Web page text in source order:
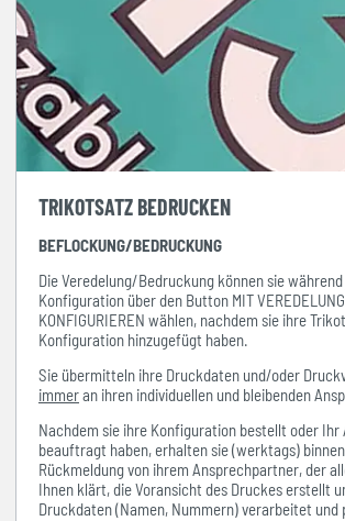
TRIKOTSATZ BEDRUCKEN
BEFLOCKUNG/BEDRUCKUNG
Die Veredelung/Bedruckung können sie
Konfiguration über den Button MIT VEREDELUNG
KONFIGURIEREN wählen, nachdem sie ihre
Konfiguration hinzugefügt haben.
Sie übermitteln ihre Druckdaten und/oder
immeran ihren individuellen und bleibenden
Nachdem sie ihre Konfiguration bestellt oder Ihr
beauftragt haben, erhalten sie (werktags)
Rückmeldung von ihrem Ansprechpartner, der
Ihnen klärt, die Voransicht des Druckes erstellt
Druckdaten (Namen, Nummern) verarbeitet und